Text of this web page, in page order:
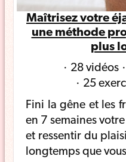
Maîtrisez votre
une méthode
plus
28 vidéos
25
Fini la gêne et les
en 7 semaines
et ressentir du
longtemps que